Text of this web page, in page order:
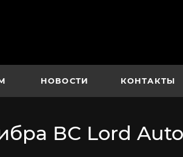
НОВОСТИ КОНТАКТЫ
ВС Lord